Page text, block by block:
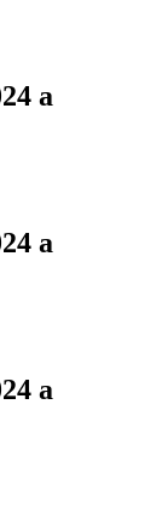
a
a
a